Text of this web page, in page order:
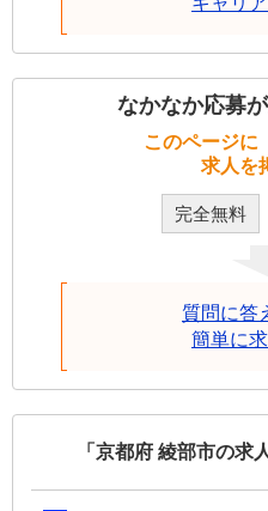
なかなか応募
このページに
求人を
完全無料
質問に答
簡単に
「京都府 綾部市の求人